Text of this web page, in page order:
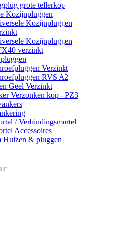
grote tellerkop
Kozijnpluggen
Kozijnpluggen
Kozijnpluggen
verzinkt
Verzinkt
RVS A2
Geel Verzinkt
Verzonken kop - PZ3
/ Verbindingsmortel
Accessoires
Hulzen & pluggen